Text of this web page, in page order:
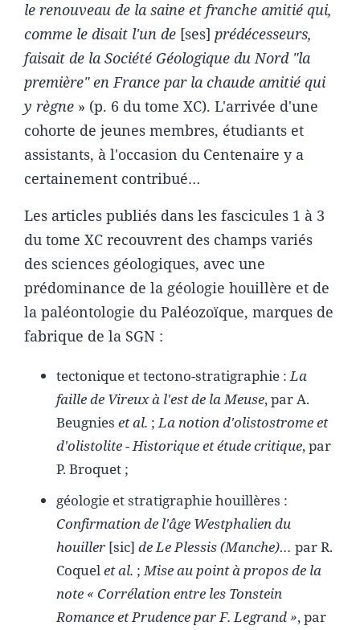
le renouveau de la saine et franche amitié qui,
comme le disait l'un de [ses] prédécesseurs,
faisait de la Société Géologique du Nord "la
première" en France par la chaude amitié qui
y règne » (p. 6 du tome XC). L'arrivée d'une
cohorte de jeunes membres, étudiants et
assistants, à l'occasion du Centenaire y a
certainement contribué…
Les articles publiés dans les fascicules 1 à 3
du tome XC recouvrent des champs variés
des sciences géologiques, avec une
prédominance de la géologie houillère et de
la paléontologie du Paléozoïque, marques de
fabrique de la SGN :
tectonique et tectono-stratigraphie :La
faille de Vireux à l'est de la Meuse, par A.
Beugnies et al. ;La notion d'olistostrome et
d'olistolite - Historique et étude critique, par
P. Broquet ;
géologie et stratigraphie houillères :
Confirmation de l'âge Westphalien du
houiller [sic] de Le Plessis (Manche)… par R.
Coquelet al. ;Mise au point à propos de la
note « Corrélation entre les Tonstein
Romance et Prudence par F. Legrand », par